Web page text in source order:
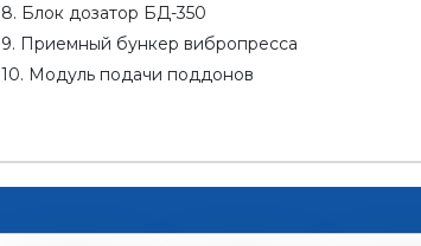
8. Блок дозатор БД-350
9. Приемный бункер вибропресса
10. Модуль подачи поддонов